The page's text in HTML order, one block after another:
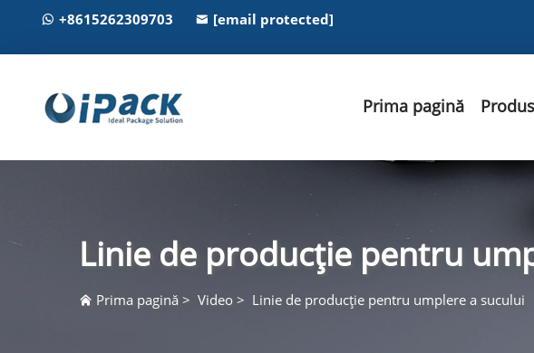
+8615262309703 [email protected]
Prima pagină
Linie de producție pentru
Prima pagină > Video > Linie de producție pentru umplere a sucului